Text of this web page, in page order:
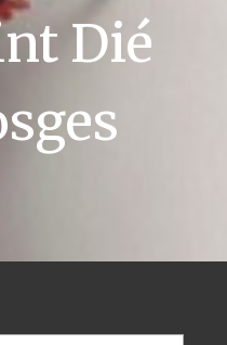
Dié